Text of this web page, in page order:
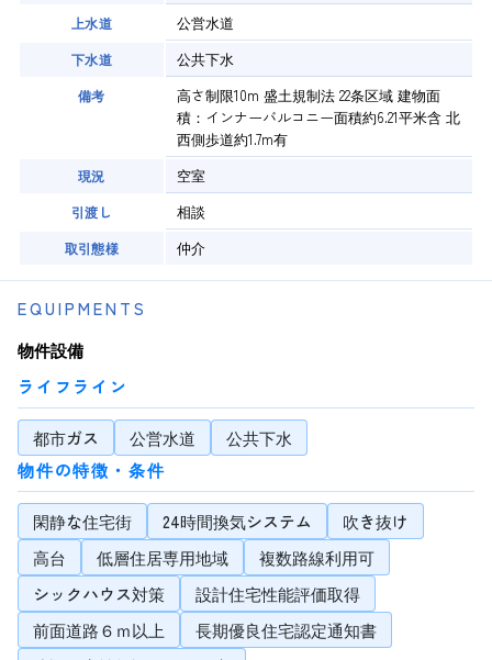
上水道 公営水道
下水道 公共下水
備考
高さ制限10m 盛土規制法 22条区域 建物面
積：インナーバルコニー面積約6.21平米含 北
西側歩道約1.7m有
現況 空室
引渡し 相談
取引態様 仲介
EQUIPMENTS
物件設備
ライフライン
都市ガス 公営水道
公共下水
物件の特徴・条件
閑静な住宅街 24時間換気システム
吹き抜け
高台
低層住居専用地域
複数路線利用可
シックハウス対策
設計住宅性能評価取得
前面道路６ｍ以上
長期優良住宅認定通知書